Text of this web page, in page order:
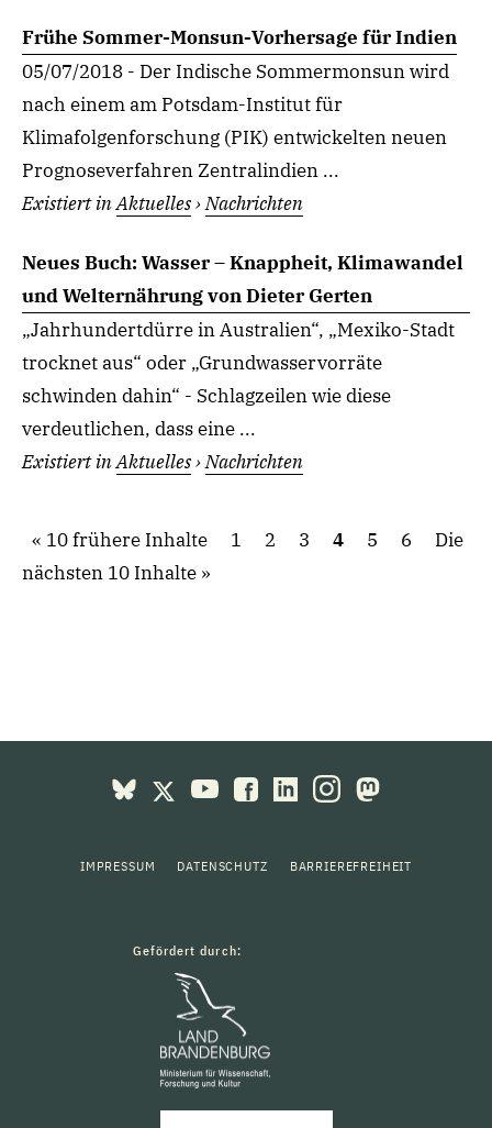
Frühe Sommer-Monsun-Vorhersage für Indien
05/07/2018 - Der Indische Sommermonsun wird
nach einem am Potsdam-Institut für
Klimafolgenforschung (PIK) entwickelten neuen
Prognoseverfahren Zentralindien ...
Existiert inAktuelles›Nachrichten
Neues Buch: Wasser – Knappheit, Klimawandel
und Welternährung von Dieter Gerten
„Jahrhundertdürre in Australien“, „Mexiko-Stadt
trocknet aus“ oder „Grundwasservorräte
schwinden dahin“ - Schlagzeilen wie diese
verdeutlichen, dass eine ...
Existiert inAktuelles›Nachrichten
10 frühere Inhalte 1 2 3 4 5 6
Die
nächsten 10 Inhalte
IMPRESSUM DATENSCHUTZ BARRIEREFREIHEIT
Gefördert durch: